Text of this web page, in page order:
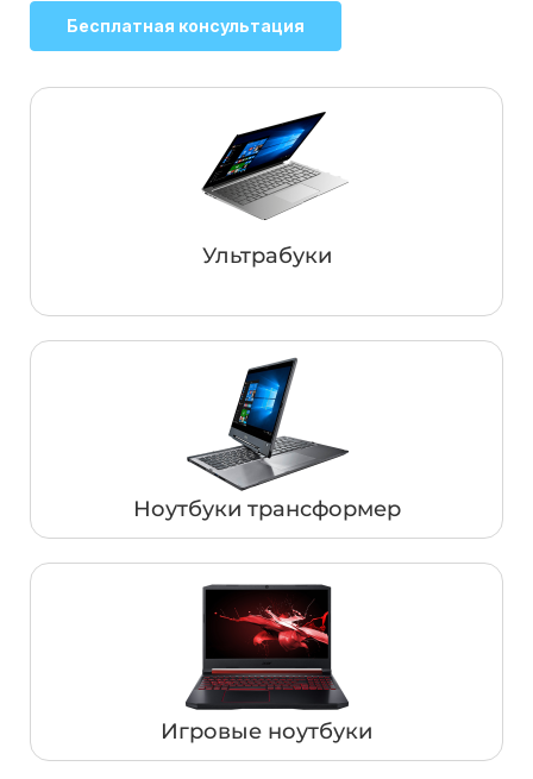
Бесплатная консультация
Ультрабуки
Ноутбуки трансформер
Игровые ноутбуки